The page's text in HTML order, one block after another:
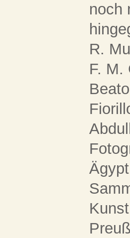
noch
R.
F. M.